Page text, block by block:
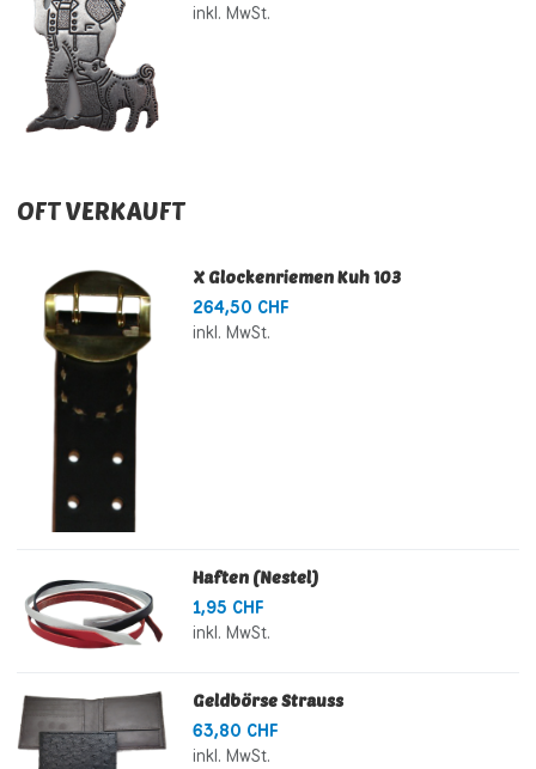
inkl. MwSt.
OFT VERKAUFT
X Glockenriemen Kuh 103
264,50 CHF
inkl. MwSt.
Haften (Nestel)
1,95 CHF
inkl. MwSt.
Geldbörse Strauss
63,80 CHF
inkl. MwSt.